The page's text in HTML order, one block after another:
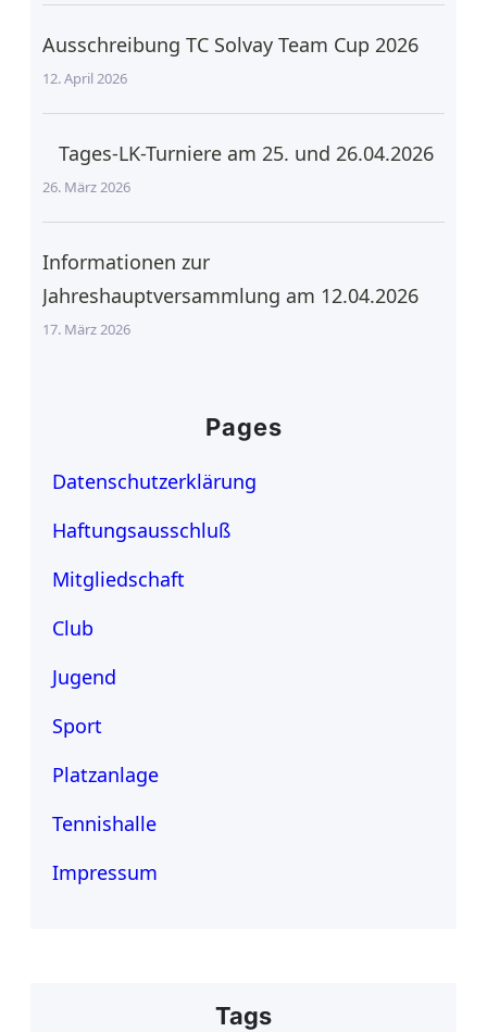
Ausschreibung TC Solvay Team Cup 2026
12. April 2026
Tages-LK-Turniere am 25. und 26.04.2026
26. März 2026
Informationen zur
Jahreshauptversammlung am 12.04.2026
17. März 2026
Pages
Datenschutzerklärung
Haftungsausschluß
Mitgliedschaft
Club
Jugend
Sport
Platzanlage
Tennishalle
Impressum
Tags